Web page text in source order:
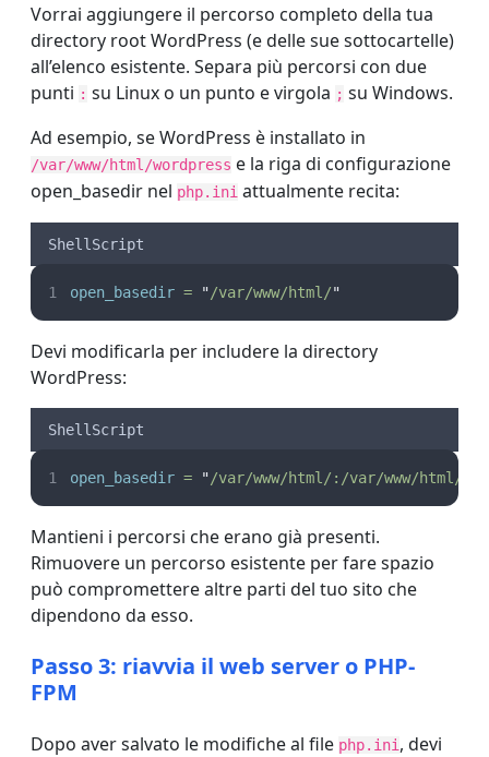
Vorrai aggiungere il percorso completo della tua
directory root WordPress (e delle sue sottocartelle)
all’elenco esistente. Separa più percorsi con due
punti : su Linux o un punto e virgola ; su Windows.
Ad esempio, se WordPress è installato in
/var/www/html/wordpress e la riga di configurazione
open_basedir nel php.ini attualmente recita:
ShellScript
open_basedir = "/var/www/html/"
Devi modificarla per includere la directory
WordPress:
ShellScript
open_basedir = "/var/www/html/:/var/www/html/
Mantieni i percorsi che erano già presenti.
Rimuovere un percorso esistente per fare spazio
può compromettere altre parti del tuo sito che
dipendono da esso.
Passo 3: riavvia il web server o PHP-
FPM
Dopo aver salvato le modifiche al file php.ini , devi